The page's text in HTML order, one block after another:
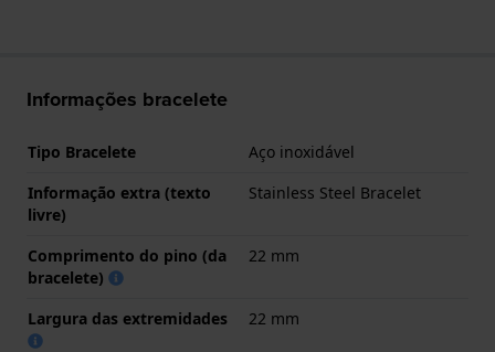
Informações bracelete
Tipo Bracelete
Aço inoxidável
Informação extra (texto
livre)
Stainless Steel Bracelet
Comprimento do pino (da
bracelete)
22 mm
Largura das extremidades 22 mm